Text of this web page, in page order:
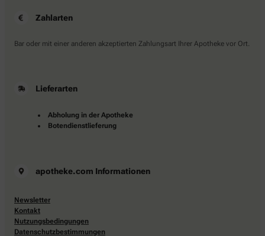
Zahlarten
Bar oder mit einer anderen akzeptierten Zahlungsart Ihrer Apotheke vor Ort.
Lieferarten
Abholung in der Apotheke
Botendienstlieferung
apotheke.com Informationen
Newsletter
Kontakt
Nutzungsbedingungen
Datenschutzbestimmungen